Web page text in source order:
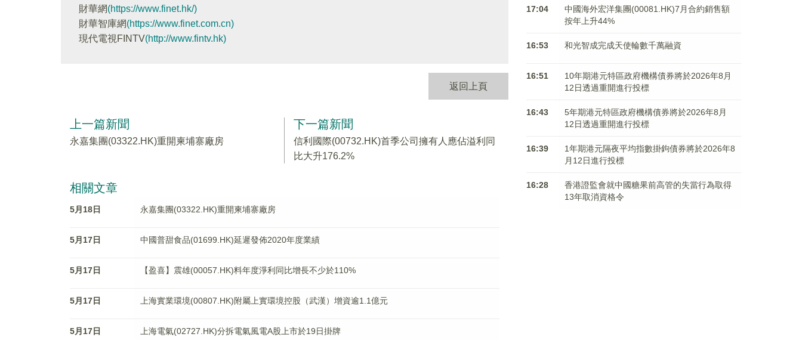
財華網(https://www.finet.hk/)
財華智庫網(https://www.finet.com.cn)
現代電視FINTV(http://www.fintv.hk)
返回上頁
上一篇新聞
永嘉集團(03322.HK)重開柬埔寨廠房
下一篇新聞
信利國際(00732.HK)首季公司擁有人應佔溢利同
比大升176.2%
相關文章
5月18日 永嘉集團(03322.HK)重開柬埔寨廠房
5月17日 中國普甜食品(01699.HK)延遲發佈2020年度業績
5月17日 【盈喜】震雄(00057.HK)料年度淨利同比增長不少於110%
5月17日 上海實業環境(00807.HK)附屬上實環境控股（武漢）增資逾1.1億元
5月17日 上海電氣(02727.HK)分拆電氣風電A股上市於19日掛牌
17:04
中國海外宏洋集團(00081.HK)7月合約銷售額
按年上升44%
16:53 和光智成完成天使輪數千萬融資
16:51
10年期港元特區政府機構債券將於2026年8月
12日透過重開進行投標
16:43
5年期港元特區政府機構債券將於2026年8月
12日透過重開進行投標
16:39
1年期港元隔夜平均指數掛鉤債券將於2026年8
月12日進行投標
16:28
香港證監會就中國糖果前高管的失當行為取得
13年取消資格令